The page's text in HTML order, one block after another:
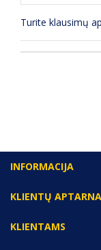
Turite klausimų
INFORMACIJA
KLIENTŲ
KLIENTAMS